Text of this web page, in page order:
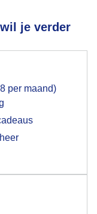
je verder
per maand)
voor het
hebt gegeven,
waarin